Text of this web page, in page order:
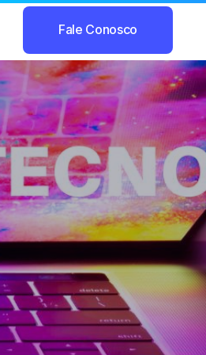
Fale Conosco